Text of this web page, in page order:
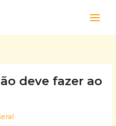
deve fazer ao